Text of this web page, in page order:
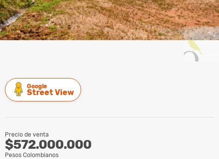
Google
Street View
Precio de venta
$572.000.000
Pesos Colombianos